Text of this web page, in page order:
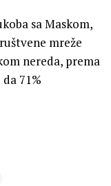
sa Maskom,
mreže
nereda, prema
71%